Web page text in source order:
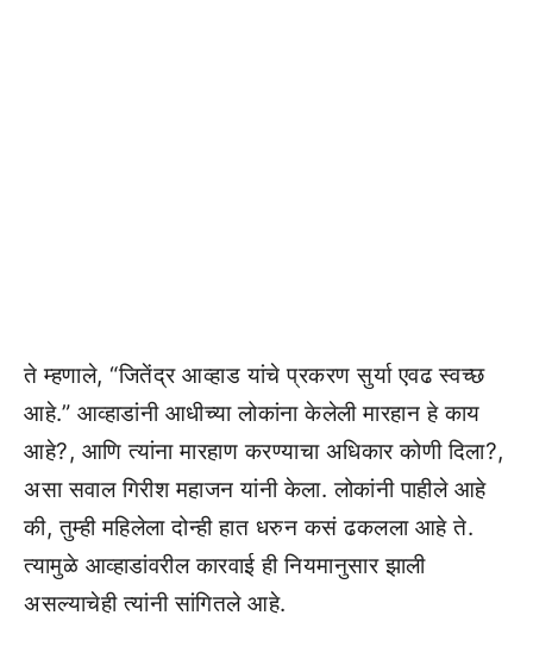
ते म्हणाले, “जितेंद्र आव्हाड यांचे प्रकरण सुर्या एवढ स्वच्छ
आहे.” आव्हाडांनी आधीच्या लोकांना केलेली मारहान हे काय
आहे?, आणि त्यांना मारहाण करण्याचा अधिकार कोणी दिला?,
असा सवाल गिरीश महाजन यांनी केला. लोकांनी पाहीले आहे
की, तुम्ही महिलेला दोन्ही हात धरुन कसं ढकलला आहे ते.
त्यामुळे आव्हाडांवरील कारवाई ही नियमानुसार झाली
असल्याचेही त्यांनी सांगितले आहे.